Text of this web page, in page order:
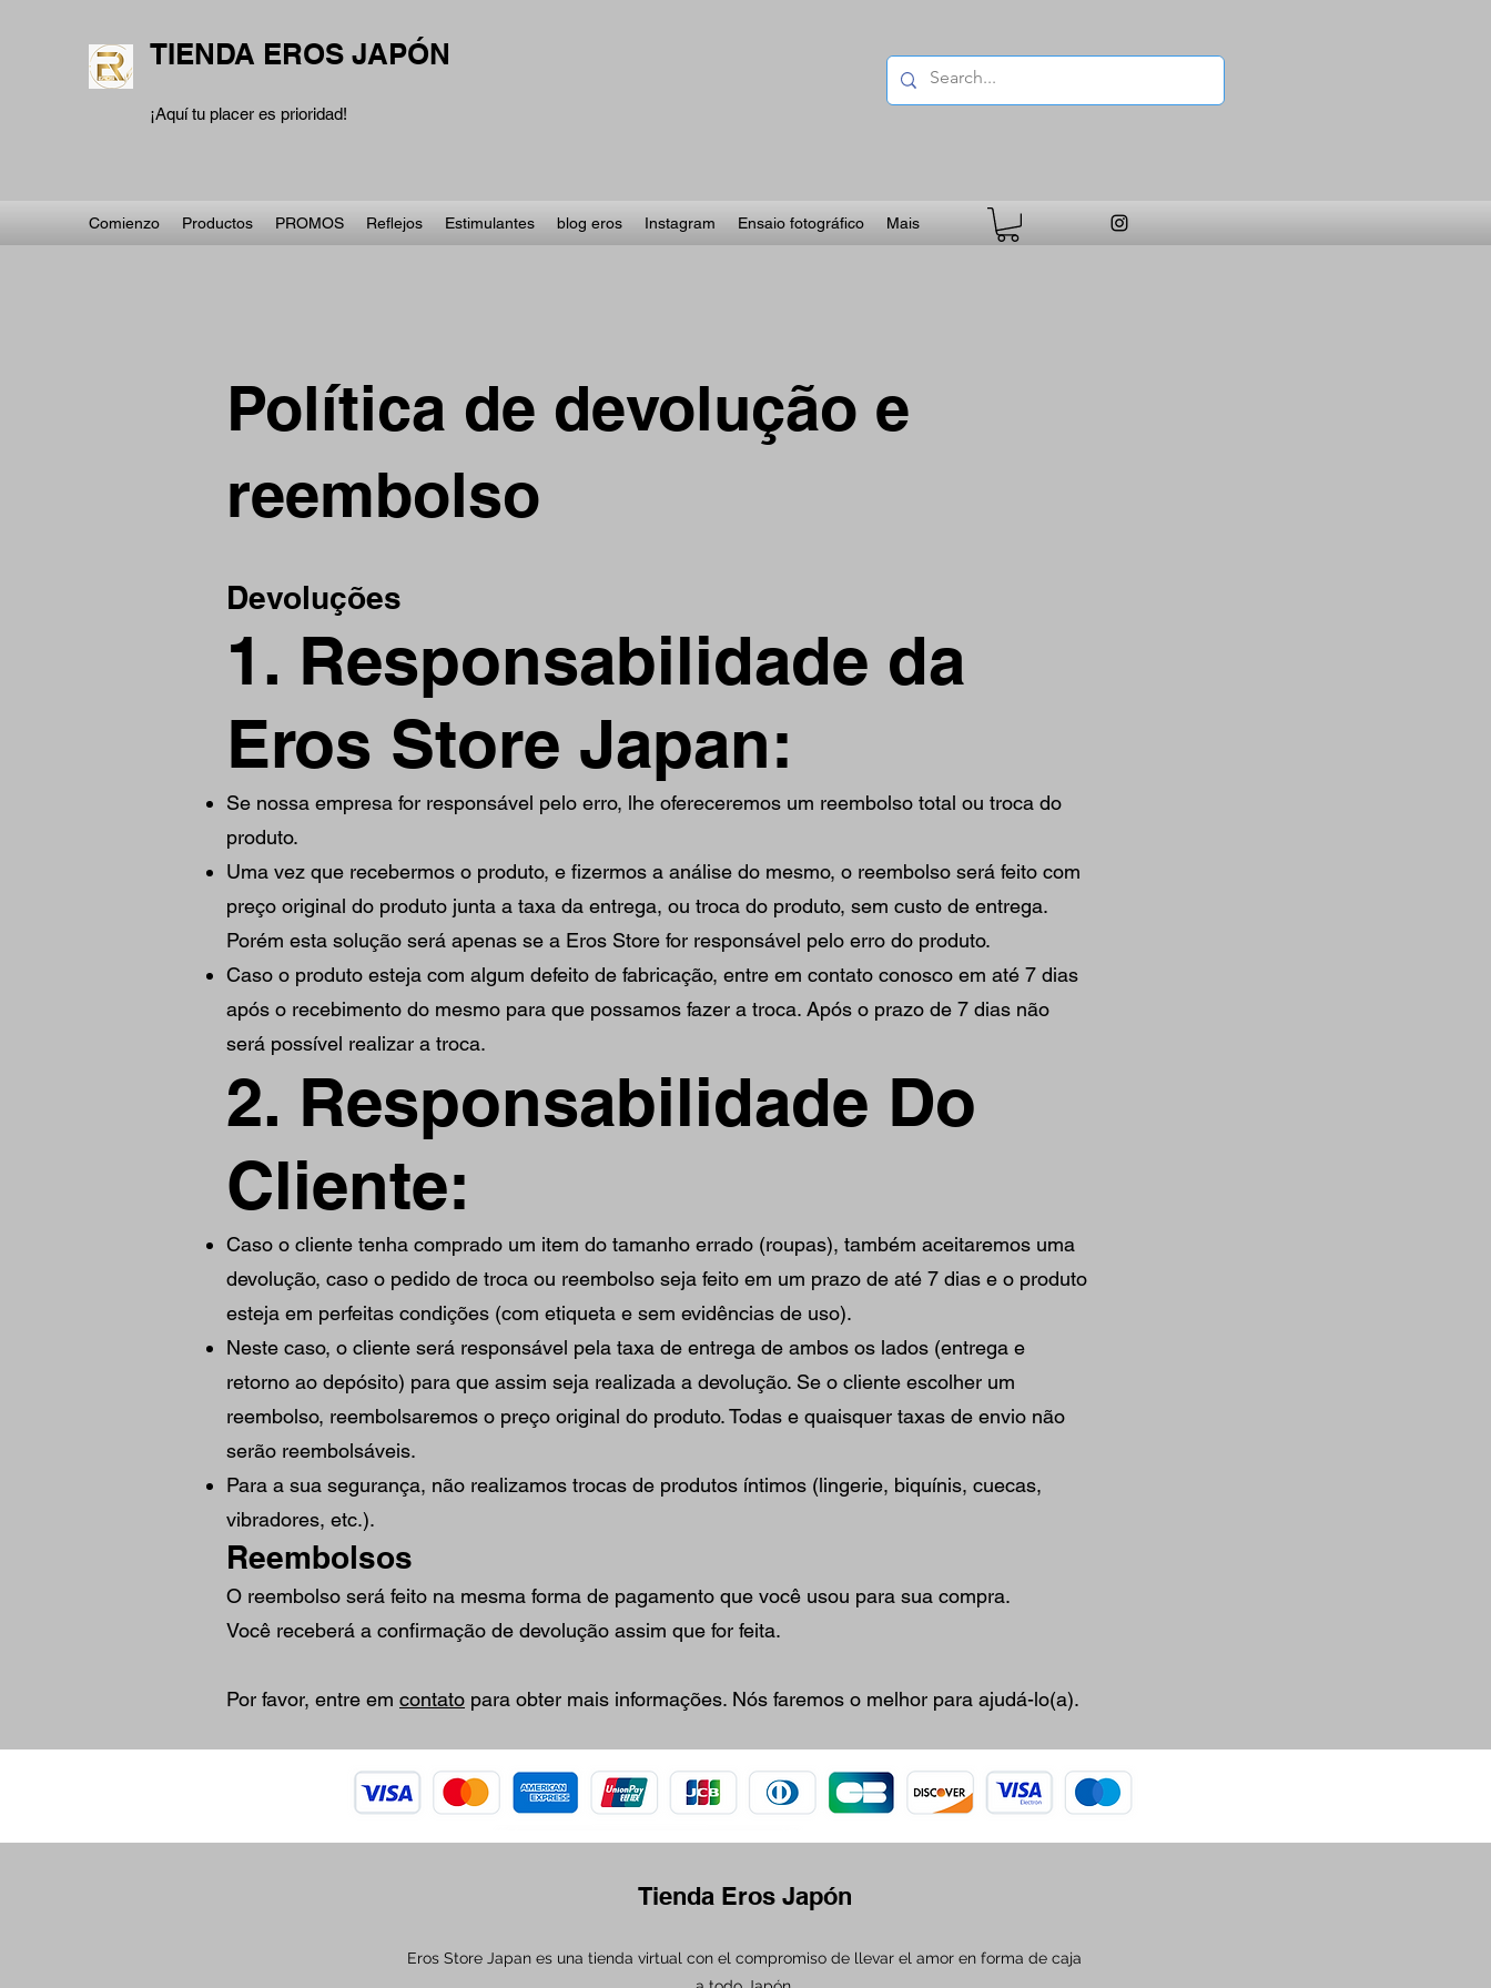
TIENDA EROS JAPÓN
¡Aquí tu placer es prioridad!
Comienzo Productos PROMOS Reflejos Estimulantes blog eros Instagram Ensaio fotográfico Mais
Política de devolução e
reembolso
Devoluções
1. Responsabilidade da
Eros Store Japan:
Se nossa empresa for responsável pelo erro, lhe ofereceremos um reembolso total ou troca do
produto.
Uma vez que recebermos o produto, e fizermos a análise do mesmo, o reembolso será feito com
preço original do produto junta a taxa da entrega, ou troca do produto, sem custo de entrega.
Porém esta solução será apenas se a Eros Store for responsável pelo erro do produto.
Caso o produto esteja com algum defeito de fabricação, entre em contato conosco em até 7 dias
após o recebimento do mesmo para que possamos fazer a troca. Após o prazo de 7 dias não
será possível realizar a troca.
2. Responsabilidade Do
Cliente:
Caso o cliente tenha comprado um item do tamanho errado (roupas), também aceitaremos uma
devolução, caso o pedido de troca ou reembolso seja feito em um prazo de até 7 dias e o produto
esteja em perfeitas condições (com etiqueta e sem evidências de uso).
Neste caso, o cliente será responsável pela taxa de entrega de ambos os lados (entrega e
retorno ao depósito) para que assim seja realizada a devolução. Se o cliente escolher um
reembolso, reembolsaremos o preço original do produto. Todas e quaisquer taxas de envio não
serão reembolsáveis.
Para a sua segurança, não realizamos trocas de produtos íntimos (lingerie, biquínis, cuecas,
vibradores, etc.).
Reembolsos
O reembolso será feito na mesma forma de pagamento que você usou para sua compra.
Você receberá a confirmação de devolução assim que for feita.
Por favor, entre em contato para obter mais informações. Nós faremos o melhor para ajudá-lo(a).
Tienda Eros Japón
Eros Store Japan es una tienda virtual con el compromiso de llevar el amor en forma de caja